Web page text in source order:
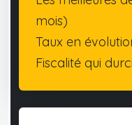
mois)
Taux en
Fiscalité qui